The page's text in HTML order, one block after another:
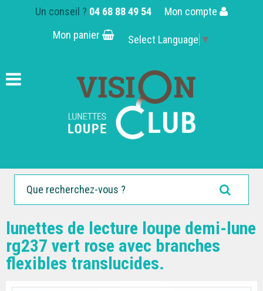
Un conseil ? 04 68 88 49 54
Mon compte
Mon panier
Select Language ▼
lunettes de lecture loupe demi-lune
rg237 vert rose avec branches
flexibles translucides.